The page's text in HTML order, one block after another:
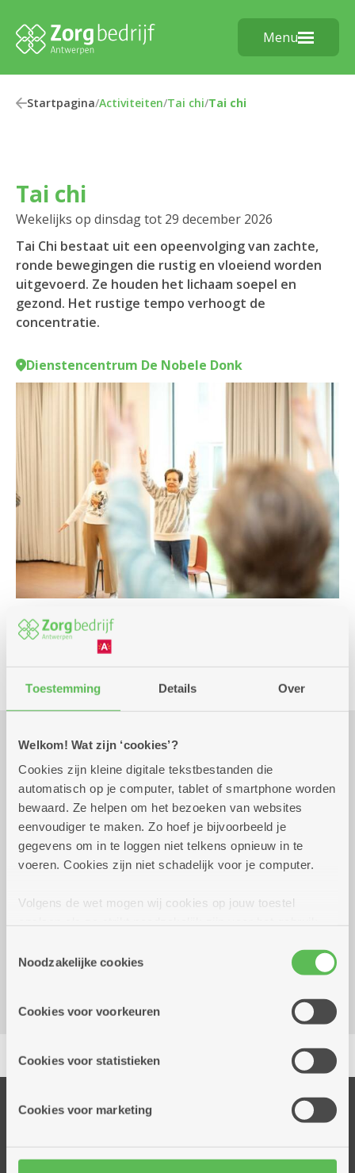
Toestemming Details Over
Welkom! Wat zijn ‘cookies’?
Cookies zijn kleine digitale tekstbestanden die
automatisch op je computer, tablet of smartphone worden
bewaard. Ze helpen om het bezoeken van websites
eenvoudiger te maken. Zo hoef je bijvoorbeeld je
gegevens om in te loggen niet telkens opnieuw in te
voeren. Cookies zijn niet schadelijk voor je computer.
Volgens de wet mogen wij cookies op jouw toestel
cookies hebben we jouw toestemming nodig. Sommige
cookies worden geplaatst door derde partijen die een
informatie over jouw (geanonimiseerd) gebruik van onze
partners kunnen deze gegevens combineren met andere
Noodzakelijke cookies
Cookies voor voorkeuren
Cookies voor statistieken
Cookies voor marketing
Menu
Startpagina/Activiteiten/Tai chi/Tai chi
Tai chi
Wekelijks op dinsdag tot 29 december 2026
Tai Chi bestaat uit een opeenvolging van zachte,
ronde bewegingen die rustig en vloeiend worden
uitgevoerd. Ze houden het lichaam soepel en
gezond. Het rustige tempo verhoogt de
concentratie.
Dienstencentrum De Nobele Donk
Cursus en workshop
Praktisch
Wekelijks op dinsdag tot 29
december 2026
10.00 uur tot
11.00 uur
4 euro
Prinshoeveweg 21
Onze diensten
Dienstencentra